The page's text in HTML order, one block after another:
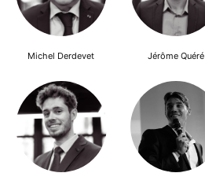
Michel Derdevet Jérôme Quéré